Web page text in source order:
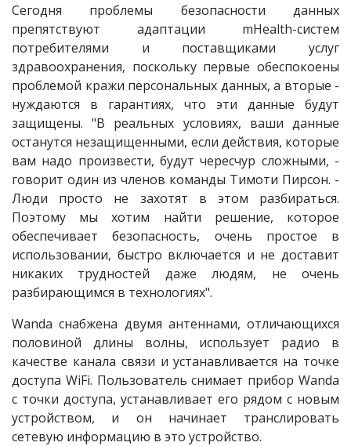
Сегодня проблемы безопасности данных
препятствуют адаптации mHealth-систем
потребителями и поставщиками услуг
здравоохранения, поскольку первые обеспокоены
проблемой кражи персональных данных, а вторые -
нуждаются в гарантиях, что эти данные будут
защищены. "В реальных условиях, ваши данные
останутся незащищенными, если действия, которые
вам надо произвести, будут чересчур сложными, -
говорит один из членов команды Тимоти Пирсон. -
Люди просто не захотят в этом разбираться.
Поэтому мы хотим найти решение, которое
обеспечивает безопасность, очень простое в
использовании, быстро включается и не доставит
никаких трудностей даже людям, не очень
разбирающимся в технологиях".
Wanda снабжена двумя антеннами, отличающихся
половиной длины волны, использует радио в
качестве канала связи и устанавливается на точке
доступа WiFi. Пользователь снимает прибор Wanda
с точки доступа, устанавливает его рядом с новым
устройством, и он начинает транслировать
сетевую информацию в это устройство.